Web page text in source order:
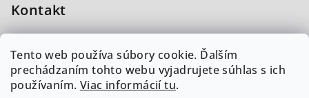
Tento web používa súbory cookie. Ďalším
prechádzaním tohto webu vyjadrujete súhlas s ich
používaním. Viac informácií tu.
Kontakt
+421944367573